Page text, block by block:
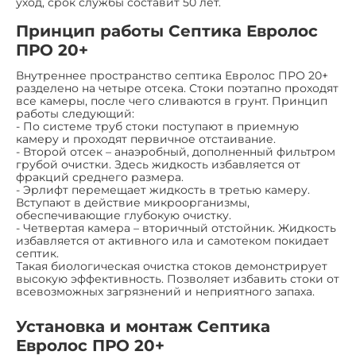
Принцип работы Септика Евролос
ПРО 20+
Внутреннее пространство септика Евролос ПРО 20+
разделено на четыре отсека. Стоки поэтапно проходят
все камеры, после чего сливаются в грунт. Принцип
работы следующий:
- По системе труб стоки поступают в приемную
камеру и проходят первичное отстаивание.
- Второй отсек – анаэробный, дополненный фильтром
грубой очистки. Здесь жидкость избавляется от
фракций среднего размера.
- Эрлифт перемещает жидкость в третью камеру.
Вступают в действие микроорганизмы,
обеспечивающие глубокую очистку.
- Четвертая камера – вторичный отстойник. Жидкость
избавляется от активного ила и самотеком покидает
септик.
Такая биологическая очистка стоков демонстрирует
высокую эффективность. Позволяет избавить стоки от
всевозможных загрязнений и неприятного запаха.
Установка и монтаж Септика
Евролос ПРО 20+